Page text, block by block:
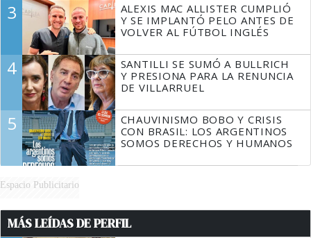
3
ALEXIS MAC ALLISTER CUMPLIÓ
Y SE IMPLANTÓ PELO ANTES DE
VOLVER AL FÚTBOL INGLÉS
4
SANTILLI SE SUMÓ A BULLRICH
Y PRESIONA PARA LA RENUNCIA
DE VILLARRUEL
5
CHAUVINISMO BOBO Y CRISIS
CON BRASIL: LOS ARGENTINOS
SOMOS DERECHOS Y HUMANOS
Espacio Publicitario
MÁS LEÍDAS DE PERFIL